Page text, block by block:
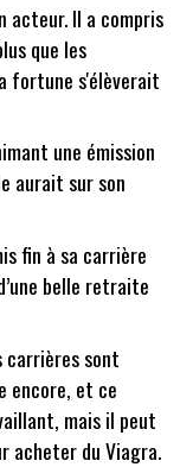
acteur. Il a compris
que les
fortune s'élèverait
une émission
aurait sur son
fin à sa carrière
belle retraite
carrières sont
encore, et ce
mais il peut
acheter du Viagra.